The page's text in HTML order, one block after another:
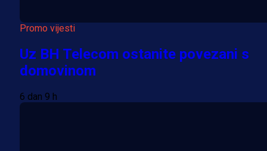
Promo vijesti
Uz BH Telecom ostanite povezani s
domovinom
6 dan 9 h